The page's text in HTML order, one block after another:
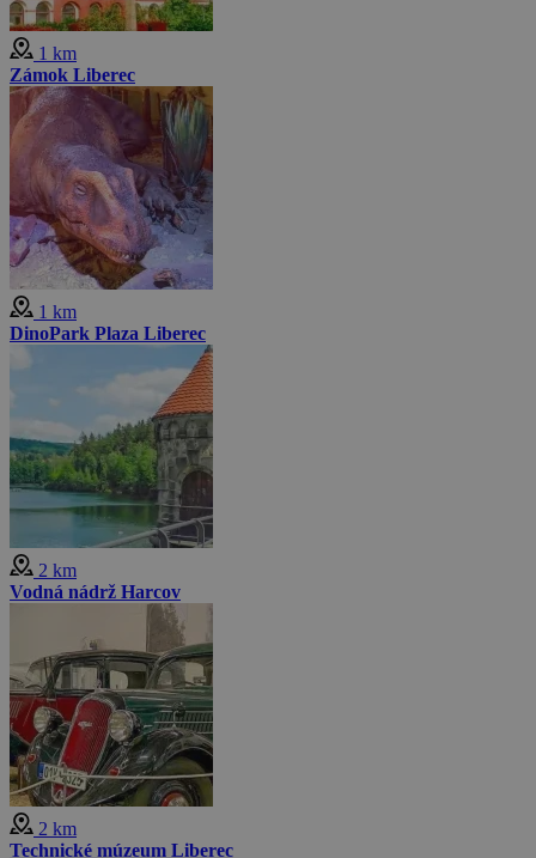
1 km
Zámok Liberec
1 km
DinoPark Plaza Liberec
2 km
Vodná nádrž Harcov
2 km
Technické múzeum Liberec